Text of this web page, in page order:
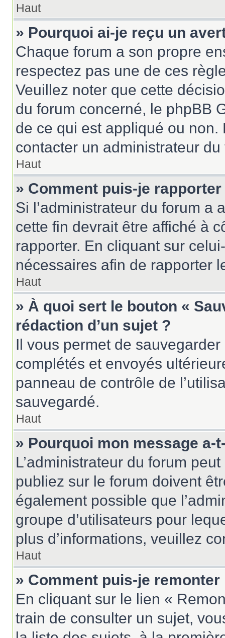
Haut
» Pourquoi ai-je reçu un
Chaque forum a son propre
respectez pas une de ces
Veuillez noter que cette
du forum concerné, le phpBB
de ce qui est appliqué ou non.
contacter un administrateur du
Haut
» Comment puis-je
Si l’administrateur du forum a
cette fin devrait être affiché à
rapporter. En cliquant sur
nécessaires afin de rapporter
Haut
» À quoi sert le bouton «
rédaction d’un sujet ?
Il vous permet de
complétés et envoyés
panneau de contrôle de
sauvegardé.
Haut
» Pourquoi mon message a-
L’administrateur du forum
publiez sur le forum doivent
également possible que
groupe d’utilisateurs pour
plus d’informations, veuillez
Haut
» Comment puis-je
En cliquant sur le lien «
train de consulter un sujet,